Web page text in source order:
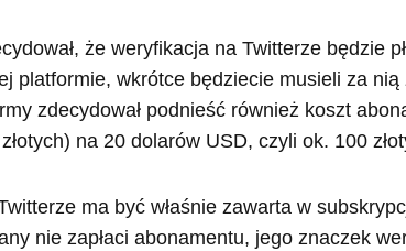
że weryfikacja na Twitterze będzie
platformie, wkrótce będziecie musieli za nią
zdecydował podnieść również koszt
na 20 dolarów USD, czyli ok. 100
ma być właśnie zawarta w
nie zapłaci abonamentu, jego znaczek